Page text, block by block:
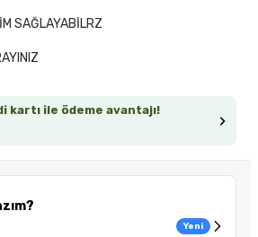
kartı ile ödeme avantajı!
Yeni
SAĞLAYABİLRZ